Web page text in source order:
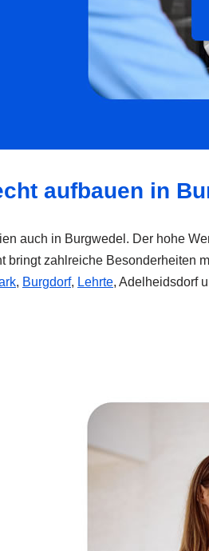
aufbauen in
auch in Burgwedel. Der hohe
zahlreiche Besonderheiten
, Burgdorf, Lehrte, Adelheidsdorf